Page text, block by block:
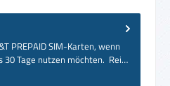
PREPAID SIM-Karten, wenn
30 Tage nutzen möchten. Rei…